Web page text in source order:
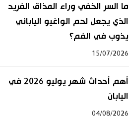
ما السر الخفي وراء المذاق الفريد
الذي يجعل لحم الواغيو الياباني
يذوب في الفم؟
15/07/2026
أهم أحداث شهر يوليو 2026 في
اليابان
04/08/2026